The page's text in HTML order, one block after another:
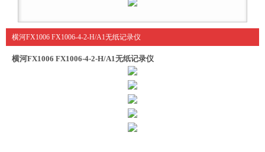
横河FX1006 FX1006-4-2-H/A1无纸记录仪
横河FX1006 FX1006-4-2-H/A1无纸记录仪